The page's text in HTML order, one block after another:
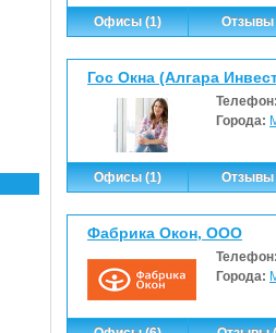
Офисы (1) Отзывы
Гос Окна (Алгара
Города:
Офисы (1) Отзывы
Фабрика Окон, ООО
Города: